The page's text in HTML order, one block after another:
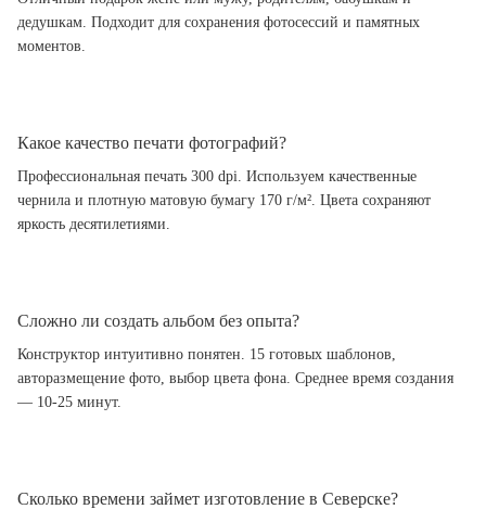
дедушкам. Подходит для сохранения фотосессий и памятных
моментов.
Какое качество печати фотографий?
Профессиональная печать 300 dpi. Используем качественные
чернила и плотную матовую бумагу 170 г/м². Цвета сохраняют
яркость десятилетиями.
Сложно ли создать альбом без опыта?
Конструктор интуитивно понятен. 15 готовых шаблонов,
авторазмещение фото, выбор цвета фона. Среднее время создания
— 10-25 минут.
Сколько времени займет изготовление в Северске?